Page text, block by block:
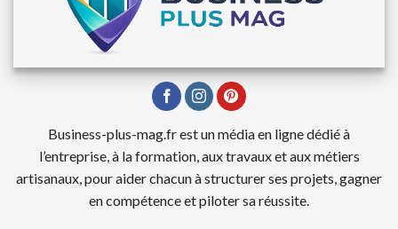
Business-plus-mag.fr est un média en ligne dédié à
l’entreprise, à la formation, aux travaux et aux métiers
artisanaux, pour aider chacun à structurer ses projets, gagner
en compétence et piloter sa réussite.